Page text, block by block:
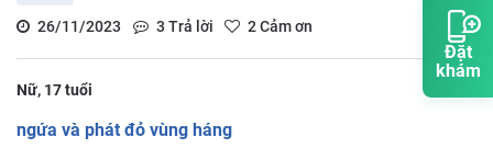
Đặt
khám
26/11/2023
3 Trả lời 2Cảm ơn
Nữ, 17 tuổi
ngứa và phát đỏ vùng háng